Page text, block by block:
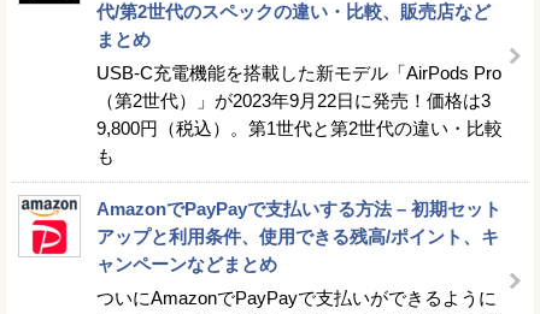
代/第2世代のスペックの違い・比較、販売店など
まとめ
USB-C充電機能を搭載した新モデル「AirPods Pro
（第2世代）」が2023年9月22日に発売！価格は3
9,800円（税込）。第1世代と第2世代の違い・比較
も
AmazonでPayPayで支払いする方法 – 初期セット
アップと利用条件、使用できる残高/ポイント、キ
ャンペーンなどまとめ
ついにAmazonでPayPayで支払いができるように